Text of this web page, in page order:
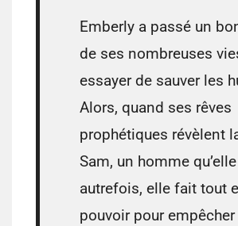
Emberly a passé un
de ses nombreuses
essayer de sauver les
Alors, quand ses rêves
prophétiques révèlent
Sam, un homme
autrefois, elle fait tout
pouvoir pour